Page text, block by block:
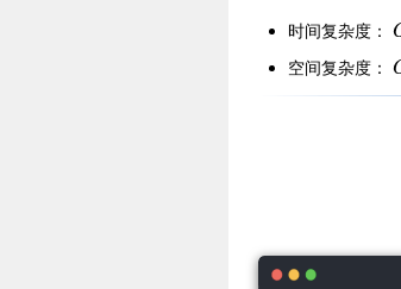
时间复杂度：
空间复杂度：